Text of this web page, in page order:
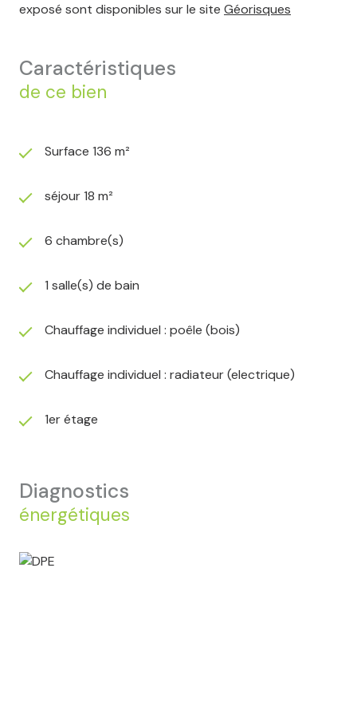
exposé sont disponibles sur le site Géorisques
caractéristiques
de ce bien
Surface 136 m²
séjour 18 m²
6 chambre(s)
1 salle(s) de bain
Chauffage individuel : poêle (bois)
Chauffage individuel : radiateur (electrique)
1er étage
diagnostics
énergétiques